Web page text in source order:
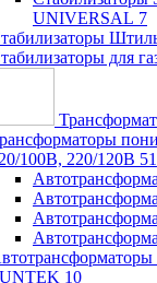
UNIVERSAL 7
для
100В, 220/120В 51
10